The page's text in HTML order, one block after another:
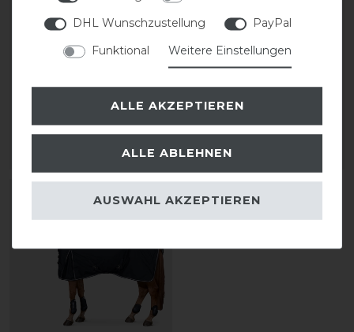
Eskadron Basics Gamma
129,95 € *
ARTIKEL MERKEN
149,95 € *
ARTIKEL MERKEN
DHL Wunschzustellung
PayPal
Funktional
Weitere Einstellungen
ALLE AKZEPTIEREN
ALLE ABLEHNEN
AUSWAHL AKZEPTIEREN